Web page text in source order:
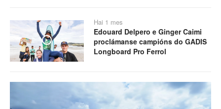
Play
Hai 1 mes
Edouard Delpero e Ginger Caimi
proclámanse campións do GADIS
Longboard Pro Ferrol